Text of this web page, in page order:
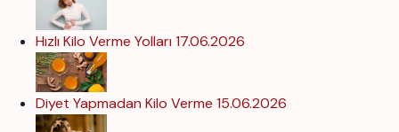
Hızlı Kilo Verme Yolları 17.06.2026
Diyet Yapmadan Kilo Verme 15.06.2026